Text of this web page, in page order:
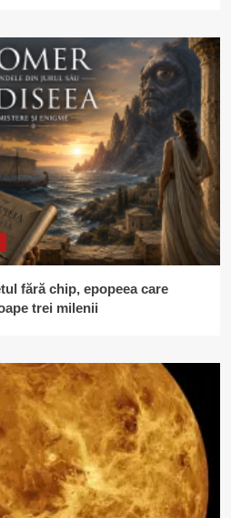
fără chip, epopeea care
trei milenii